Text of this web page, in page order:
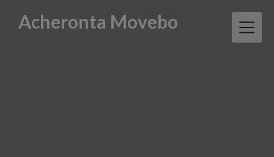
contentAcheronta Movebo